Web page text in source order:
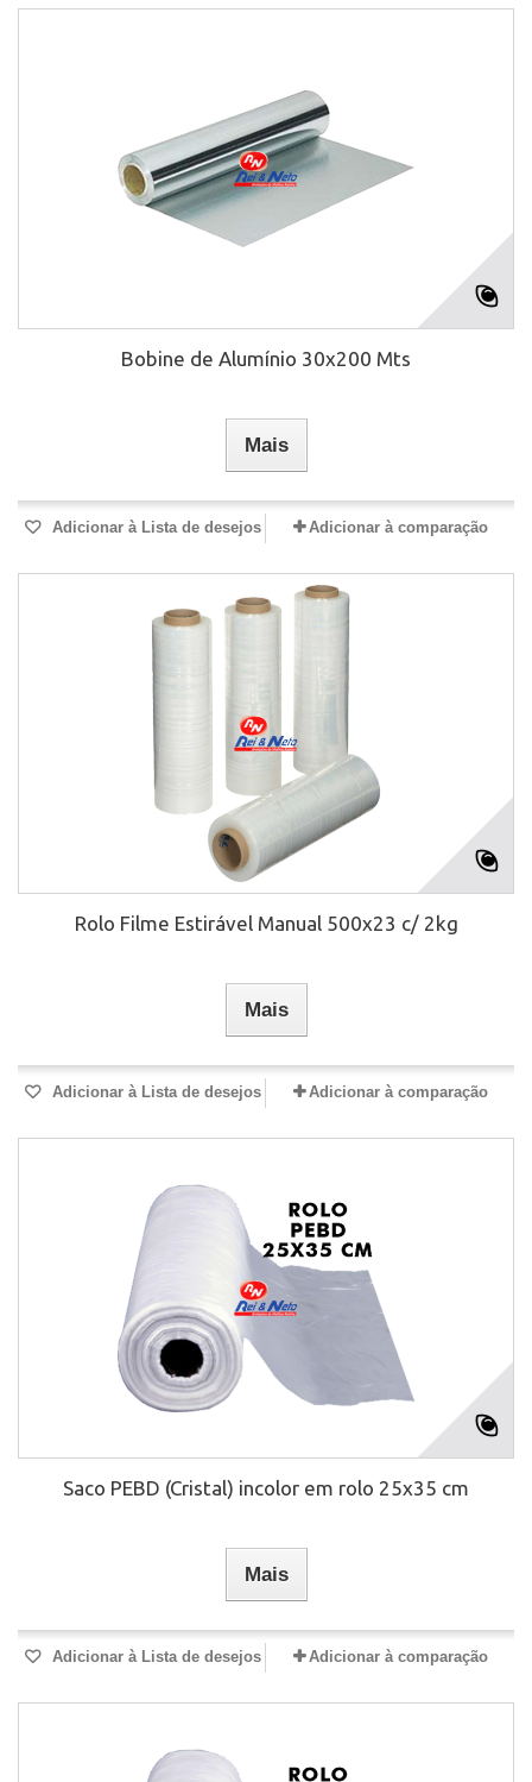
Bobine de Alumínio 30x200 Mts
Mais
Adicionar à Lista de desejos Adicionar à comparação
Rolo Filme Estirável Manual 500x23 c/ 2kg
Mais
Adicionar à Lista de desejos Adicionar à comparação
Saco PEBD (Cristal) incolor em rolo 25x35 cm
Mais
Adicionar à Lista de desejos Adicionar à comparação